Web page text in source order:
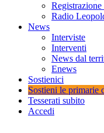
Radio
News
Interviste
Interventi
News dal
Enews
Sostienici
Sostieni le primarie
Tesserati subito
Accedi